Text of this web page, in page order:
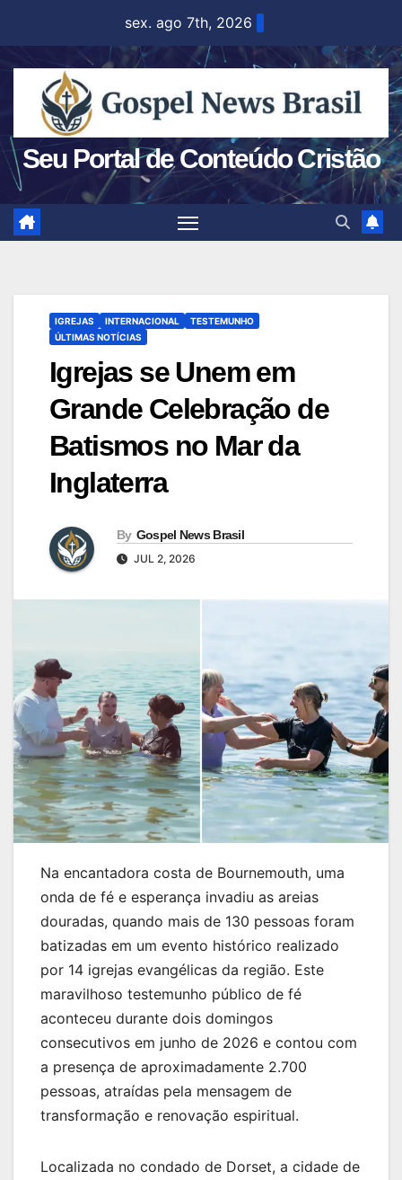
content
sex. ago 7th, 2026
Seu Portal de Conteúdo Cristão
IGREJAS INTERNACIONAL
TESTEMUNHO
ÚLTIMAS NOTÍCIAS
Igrejas se Unem em
Grande Celebração de
Batismos no Mar da
Inglaterra
By Gospel News Brasil
JUL 2, 2026
Na encantadora costa de Bournemouth, uma
onda de fé e esperança invadiu as areias
douradas, quando mais de 130 pessoas foram
batizadas em um evento histórico realizado
por 14 igrejas evangélicas da região. Este
maravilhoso testemunho público de fé
aconteceu durante dois domingos
consecutivos em junho de 2026 e contou com
a presença de aproximadamente 2.700
pessoas, atraídas pela mensagem de
transformação e renovação espiritual.
Localizada no condado de Dorset, a cidade de